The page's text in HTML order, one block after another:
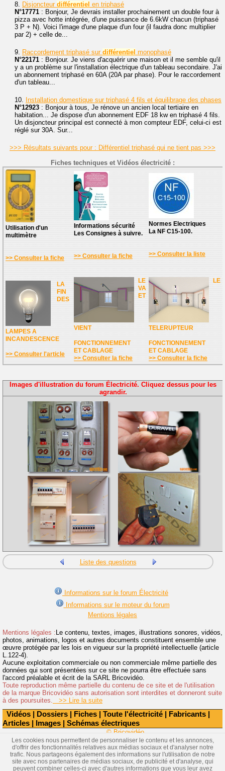
Vidéos | Dossiers | Fiches | Toute l'électricité | Fabricants |
Articles | Images | Schémas électriques
8. Disjoncteur différentiel en triphasé
N°17771 : Bonjour, Je devrais installer prochainement un double four à
pizza avec hotte intégrée, d'une puissance de 6.6kW chacun (triphasé
3 P + N). Voici l'image d'une plaque d'un four (il faudra donc multiplier
par 2) + celle de...
9. Raccordement triphasé sur différentiel monophasé
N°22171 : Bonjour. Je viens d'acquérir une maison et il me semble qu'il
y a un problème sur l'installation électrique d'un tableau secondaire. J'ai
un abonnement triphasé en 60A (20A par phase). Pour le raccordement
d'un tableau...
10. Installation domestique sur triphasé 4 fils et équilibrage des phases
N°12923 : Bonjour à tous, Je rénove un ancien local tertiaire en
habitation... Je dispose d'un abonnement EDF 18 kw en triphasé 4 fils.
Un disjoncteur principal est connecté à mon compteur EDF, celui-ci est
réglé sur 30A. Sur...
>>> Résultats suivants pour : Différentiel triphasé qui ne tient pas >>>
Fiches techniques et Vidéos électricité :
Utilisation d'un
multimètre
>> Consulter la fiche
Informations sécurité
Les Consignes à suivre.
>> Consulter la fiche
Normes Electriques
La NF C15-100.
>> Consulter la liste
LA
FIN
DES
LAMPES A
INCANDESCENCE
>> Consulter l'article
LE
VA
ET
VIENT
FONCTIONNEMENT
ET CABLAGE
>> Consulter la fiche
LE
TELERUPTEUR
FONCTIONNEMENT
ET CABLAGE
>> Consulter la fiche
Images d'illustration du forum Électricité. Cliquez dessus pour les
agrandir.
Liste des questions
Informations sur le forum Électricité
Informations sur le moteur du forum
Mentions légales
Mentions légales : Le contenu, textes, images, illustrations sonores, vidéos,
photos, animations, logos et autres documents constituent ensemble une
œuvre protégée par les lois en vigueur sur la propriété intellectuelle (article
L.122-4).
Aucune exploitation commerciale ou non commerciale même partielle des
données qui sont présentées sur ce site ne pourra être effectuée sans
l'accord préalable et écrit de la SARL Bricovidéo.
Toute reproduction même partielle du contenu de ce site et de l'utilisation
de la marque Bricovidéo sans autorisation sont interdites et donneront suite
à des poursuites. >> Lire la suite
© Bricovidéo
Les cookies nous permettent de personnaliser le contenu et les annonces,
d'offrir des fonctionnalités relatives aux médias sociaux et d'analyser notre
trafic. Nous partageons également des informations sur l'utilisation de notre
site avec nos partenaires de médias sociaux, de publicité et d'analyse, qui
peuvent combiner celles-ci avec d'autres informations que vous leur avez